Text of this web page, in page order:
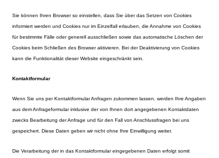
Sie können Ihren Browser so einstellen, dass Sie über das Setzen von Cookies
informiert werden und Cookies nur im Einzelfall erlauben, die Annahme von Cookies
für bestimmte Fälle oder generell ausschließen sowie das automatische Löschen der
Cookies beim Schließen des Browser aktivieren. Bei der Deaktivierung von Cookies
kann die Funktionalität dieser Website eingeschränkt sein.
Kontaktformular
Wenn Sie uns per Kontaktformular Anfragen zukommen lassen, werden Ihre Angaben
aus dem Anfrageformular inklusive der von Ihnen dort angegebenen Kontaktdaten
zwecks Bearbeitung der Anfrage und für den Fall von Anschlussfragen bei uns
gespeichert. Diese Daten geben wir nicht ohne Ihre Einwilligung weiter.
Die Verarbeitung der in das Kontaktformular eingegebenen Daten erfolgt somit